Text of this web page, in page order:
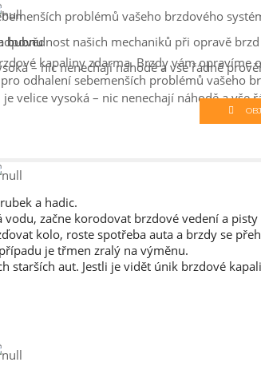
problémů vašeho brzdového
našich mechaniků při opravě
– nic nenechají náhodě a vše řádně
bubnu
kapaliny zdarma. Brzdy vám opravíme
odhalení sebemenších problémů vašeho
velice vysoká – nic nenechají náhodě a vše
a hadic.
začne korodovat brzdové vedení a
kolo, roste spotřeba auta a brzdy se
je třmen zralý na výměnu.
starších aut. Jestli je vidět únik brzdové